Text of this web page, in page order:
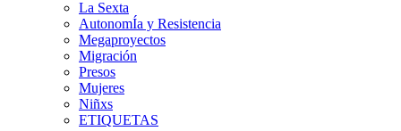
La Sexta
AutonomÍa y Resistencia
Megaproyectos
Migración
Presos
Mujeres
Niñxs
ETIQUETAS